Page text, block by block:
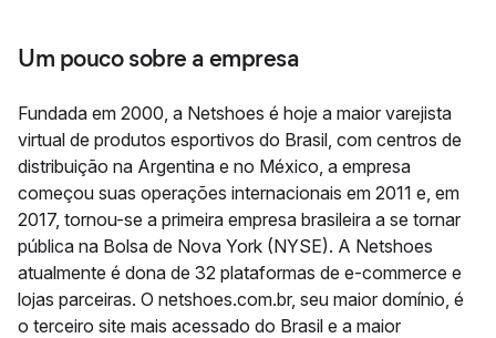
Um pouco sobre a empresa
Fundada em 2000, a Netshoes é hoje a maior varejista
virtual de produtos esportivos do Brasil, com centros de
distribuição na Argentina e no México, a empresa
começou suas operações internacionais em 2011 e, em
2017, tornou-se a primeira empresa brasileira a se tornar
pública na Bolsa de Nova York (NYSE). A Netshoes
atualmente é dona de 32 plataformas de e-commerce e
lojas parceiras. O netshoes.com.br, seu maior domínio, é
o terceiro site mais acessado do Brasil e a maior